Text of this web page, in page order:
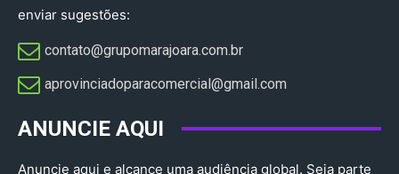
enviar sugestões:
contato@grupomarajoara.com.br
aprovinciadoparacomercial@gmail.com​
ANUNCIE AQUI
Anuncie aqui e alcance uma audiência global. Seja parte